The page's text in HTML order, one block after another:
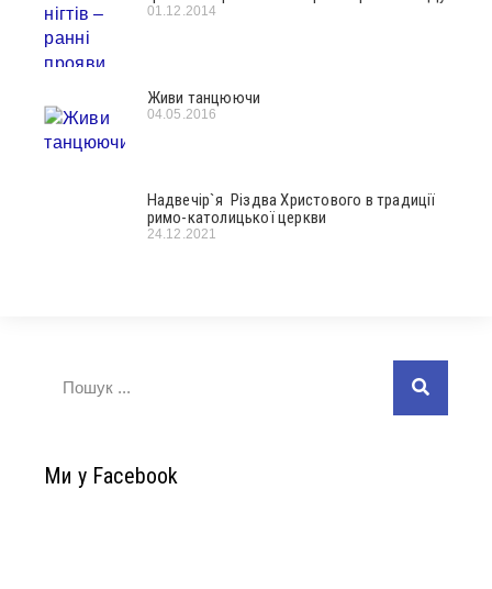
01.12.2014
Живи танцюючи
04.05.2016
Надвечір`я Різдва Христового в традиції
римо-католицької церкви
24.12.2021
Ми у Facebook